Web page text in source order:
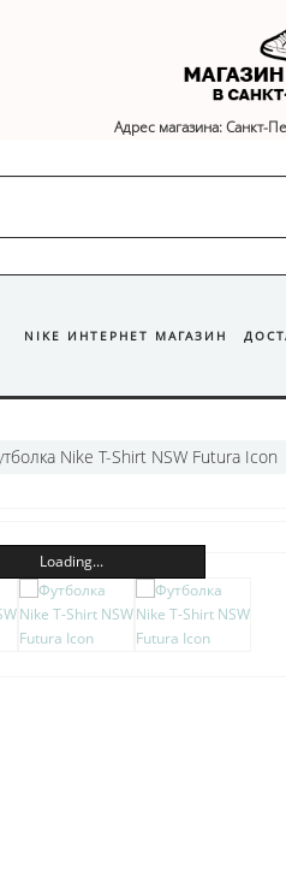
Адрес магазина: Санкт-
NIKE ИНТЕРНЕТ МАГАЗИН
Nike T-Shirt NSW Futura Icon
Loading...